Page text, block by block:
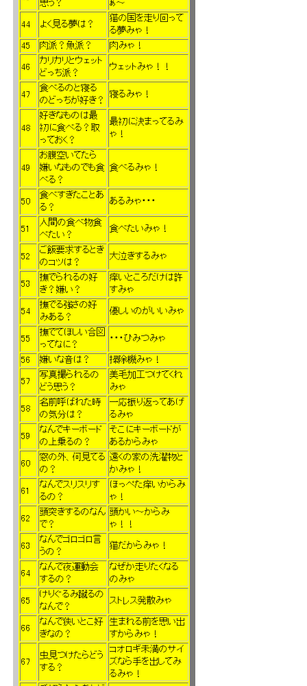
思う？
ぁ～
44 よく見る夢は？
猫の国を走り回って
る夢みゃ！
45
肉派？魚派？ 肉みゃ！
46
カリカリとウェット
どっち派？
ウェットみゃ！！
47
食べるのと寝る
のどっちが好き？
寝るみゃ！
48
好きなものは最
初に食べる？取
っておく？
最初に決まってるみ
ゃ！
49
お腹空いてたら
嫌いなものでも食
べる？
食べるみゃ！
50
食べすぎたことあ
る？
あるみゃ・・・
51
人間の食べ物食
べたい？
食べたいみゃ！
52
ご飯要求するとき
のコツは？
大泣きするみゃ
53
撫でられるの好
き？嫌い？
痒いところだけは許
すみゃ
54
撫でる強さの好
みある？
優しいのがいいみゃ
55
撫でてほしい合図
ってなに？
・・・ひみつみゃ
56 嫌いな音は？ 掃除機みゃ！
57
写真撮られるの
どう思う？
美毛加工つけてくれ
みゃ
58
名前呼ばれた時
の気分は？
一応振り返ってあげ
るみゃ
59
なんでキーボード
の上乗るの？
そこにキーボードが
あるからみゃ
60
窓の外、何見てる
の？
遠くの家の洗濯物と
かみゃ！
61
なんでスリスリす
るの？
ほっぺた痒いからみ
ゃ！
62
頭突きするのなん
で？
頭かい～からみ
ゃ！！
63
なんでゴロゴロ言
うの？
猫だからみゃ！
64
なんで夜運動会
するの？
なぜか走りたくなる
のみゃ
65
けりぐるみ蹴るの
なんで？
ストレス発散みゃ
66
なんで狭いとこ好
きなの？
生まれる前を思い出
すからみゃ！
67
虫見つけたらどう
する？
コオロギ未満のサイ
ズなら手を出してみ
るみゃ！